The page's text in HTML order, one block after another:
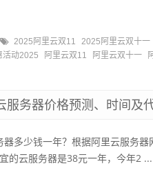
2025阿里云双11 2025阿里云双十一
活动2025 阿里云双11 阿里云双十一
服务器价格预测、时间及
多少钱一年？根据阿里云服务
的云服务器是38元一年，今年2 ...